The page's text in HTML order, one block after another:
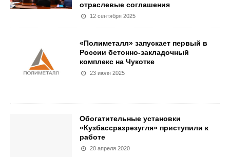
отраслевые соглашения
12 сентября 2025
«Полиметалл» запускает первый в
России бетонно-закладочный
комплекс на Чукотке
23 июля 2025
Обогатительные установки
«Кузбассразрезугля» приступили к
работе
20 апреля 2020